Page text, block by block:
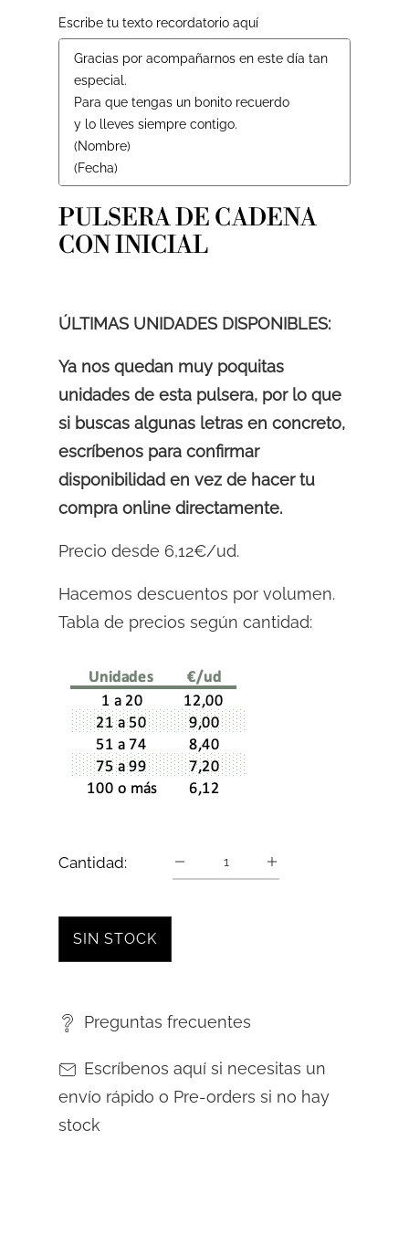
Escribe tu texto recordatorio aquí
PULSERA DE CADENA
CON INICIAL
ÚLTIMAS UNIDADES DISPONIBLES:
Ya nos quedan muy poquitas
unidades de esta pulsera, por lo que
si buscas algunas letras en concreto,
escríbenos para confirmar
disponibilidad en vez de hacer tu
compra online directamente.
Precio desde 6,12€/ud.
Hacemos descuentos por volumen.
Tabla de precios según cantidad:
Cantidad:
SIN STOCK
Preguntas frecuentes
Escríbenos aquí si necesitas un
envío rápido o Pre-orders si no hay
stock